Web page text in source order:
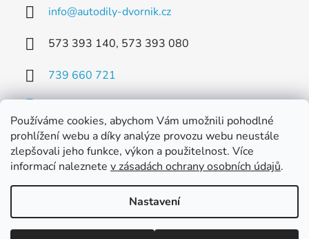
Používáme cookies, abychom Vám umožnili pohodlné
prohlížení webu a díky analýze provozu webu neustále
zlepšovali jeho funkce, výkon a použitelnost. Více
informací naleznete v zásadách ochrany osobních údajů.
Nastavení
info@autodily-dvornik.cz
573 393 140, 573 393 080
739 660 721
Facebook
Vytvořil Shoptet